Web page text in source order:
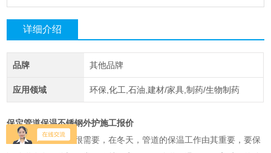
详细介绍
品牌 其他品牌
应用领域 环保,化工,石油,建材/家具,制药/生物制药
保定管道保温不锈钢外护施工报价
管道在各个行业都很需要，在冬天，管道的保温工作由其重要，要保